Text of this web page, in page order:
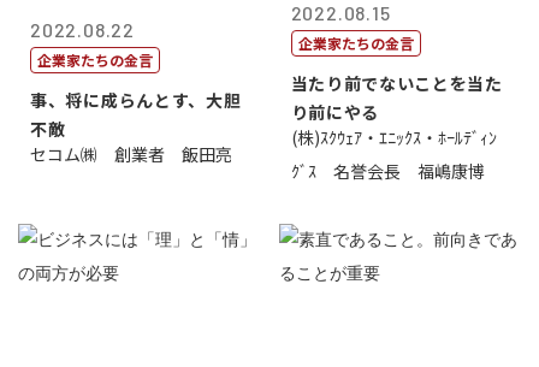
2022.08.22
企業家たちの金言
事、将に成らんとす、大胆
不敵
セコム㈱ 創業者 飯田亮
2022.08.15
企業家たちの金言
当たり前でないことを当た
り前にやる
(株)ｽｸｳｪｱ・ｴﾆｯｸｽ・ﾎｰﾙﾃﾞｨﾝ
ｸﾞｽ 名誉会長 福嶋康博